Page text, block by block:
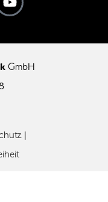
GmbH
|